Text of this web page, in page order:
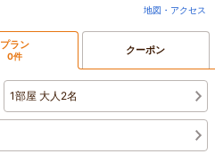
地図・アクセス
プラン
0件 クーポン
1部屋 大人2名